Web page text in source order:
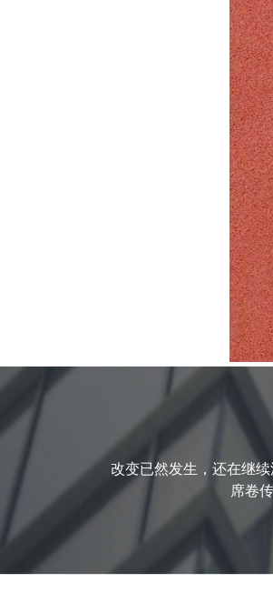
改变已然发生，还在继
席卷